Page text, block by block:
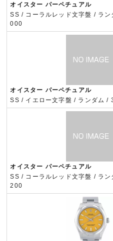
オイスター パーペチュアル
SS / コーラルレッド文字盤 / ラ
000
オイスター パーペチュアル
SS / イエロー文字盤 / ランダム /
オイスター パーペチュアル
SS / コーラルレッド文字盤 / ラ
200